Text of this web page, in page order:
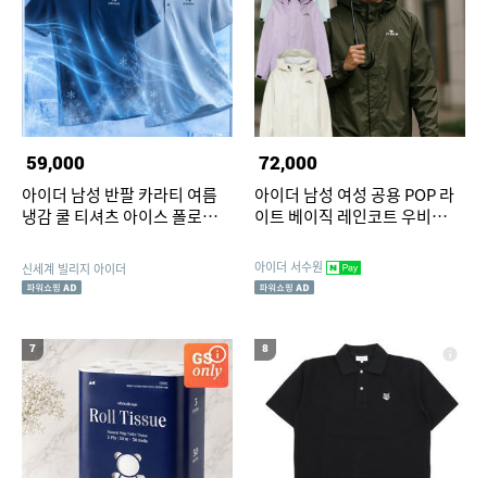
59,000
아이더 남성 반팔 카라티 여름
냉감 쿨 티셔츠 아이스 폴로티셔
신세계 빌리지 아이더
72,000
아이더 남성 여성 공용 POP 라
이트 베이직 레인코트 우비
아이더 서수원
7 8